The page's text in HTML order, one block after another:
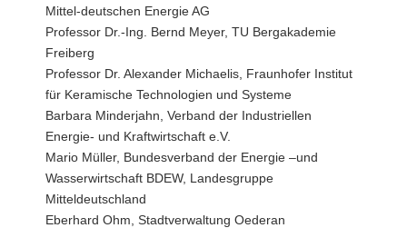
Mittel-deutschen Energie AG
Professor Dr.-Ing. Bernd Meyer, TU Bergakademie
Freiberg
Professor Dr. Alexander Michaelis, Fraunhofer Institut
für Keramische Technologien und Systeme
Barbara Minderjahn, Verband der Industriellen
Energie- und Kraftwirtschaft e.V.
Mario Müller, Bundesverband der Energie –und
Wasserwirtschaft BDEW, Landesgruppe
Mitteldeutschland
Eberhard Ohm, Stadtverwaltung Oederan